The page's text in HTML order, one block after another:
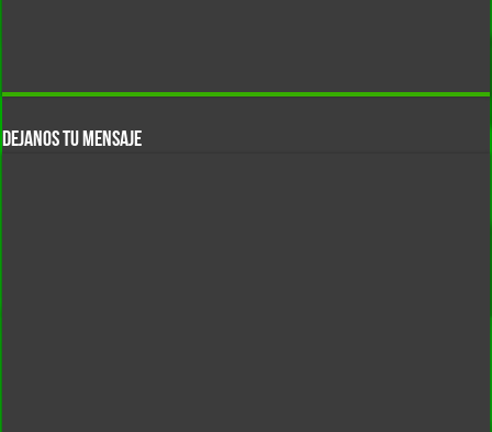
DEJANOS TU MENSAJE